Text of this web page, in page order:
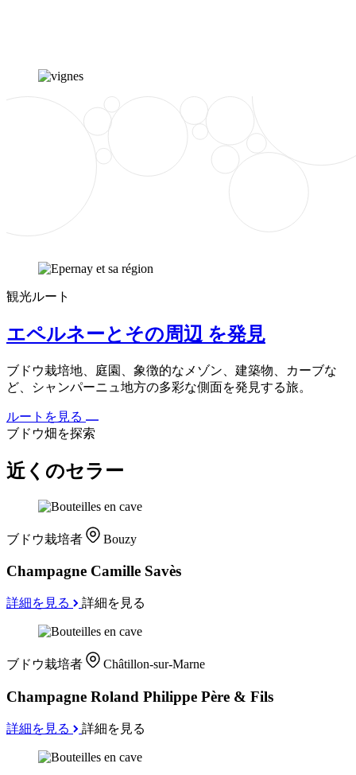
観光ルート
エペルネーとその周辺 を発見
ブドウ栽培地、庭園、象徴的なメゾン、建築物、カーブな
ど、シャンパーニュ地方の多彩な側面を発見する旅。
ルートを見る
ブドウ畑を探索
近くのセラー
ブドウ栽培者 Bouzy
Champagne Camille Savès
詳細を見る 詳細を見る
ブドウ栽培者 Châtillon-sur-Marne
Champagne Roland Philippe Père & Fils
詳細を見る 詳細を見る